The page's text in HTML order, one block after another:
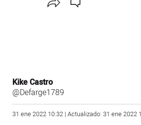
Kike Castro
@Defarge1789
31 ene 2022 10:32 | Actualizado: 31 ene 2022